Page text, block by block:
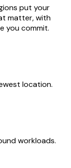
put your
matter, with
you commit.
location.
workloads.